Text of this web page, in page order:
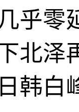
乎零
北
韩白